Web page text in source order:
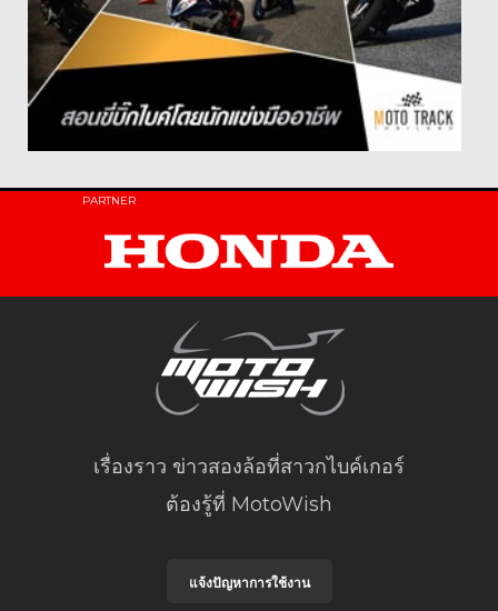
PARTNER
เรื่องราว ข่าวสองล้อที่สาวกไบค์เกอร์
ต้องรู้ที่ MotoWish
แจ้งปัญหาการใช้งาน